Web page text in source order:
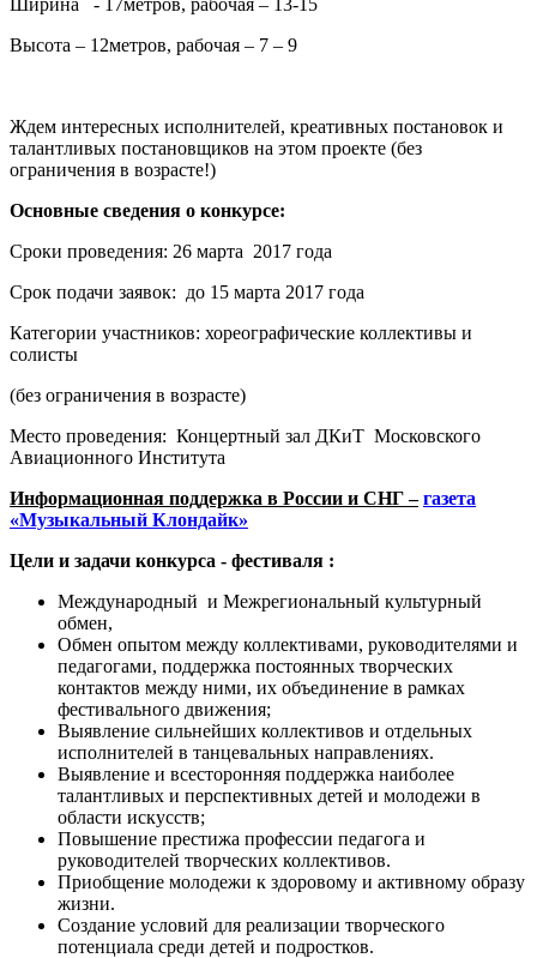
Высота – 12метров, рабочая – 7 – 9
Ждем интересных исполнителей, креативных постановок и
талантливых постановщиков на этом проекте (без
ограничения в возрасте!)
Основные сведения о конкурсе:
Сроки проведения: 26 марта 2017 года
Срок подачи заявок: до 15 марта 2017 года
Категории участников: хореографические коллективы и
солисты
(без ограничения в возрасте)
Место проведения: Концертный зал ДКиТ Московского
Авиационного Института
Информационная поддержка в России и СНГ – газета
«Музыкальный Клондайк»
Цели и задачи конкурса - фестиваля :
Международный и Межрегиональный культурный
обмен,
Обмен опытом между коллективами, руководителями и
педагогами, поддержка постоянных творческих
контактов между ними, их объединение в рамках
фестивального движения;
Выявление сильнейших коллективов и отдельных
исполнителей в танцевальных направлениях.
Выявление и всесторонняя поддержка наиболее
талантливых и перспективных детей и молодежи в
области искусств;
Повышение престижа профессии педагога и
руководителей творческих коллективов.
Приобщение молодежи к здоровому и активному образу
жизни.
Создание условий для реализации творческого
потенциала среди детей и подростков.